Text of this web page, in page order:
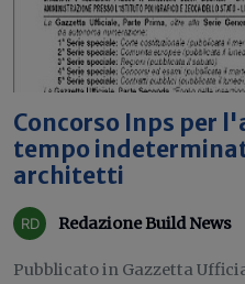
Concorso Inps per
tempo
architetti
Redazione Build News
Pubblicato in Gazzetta